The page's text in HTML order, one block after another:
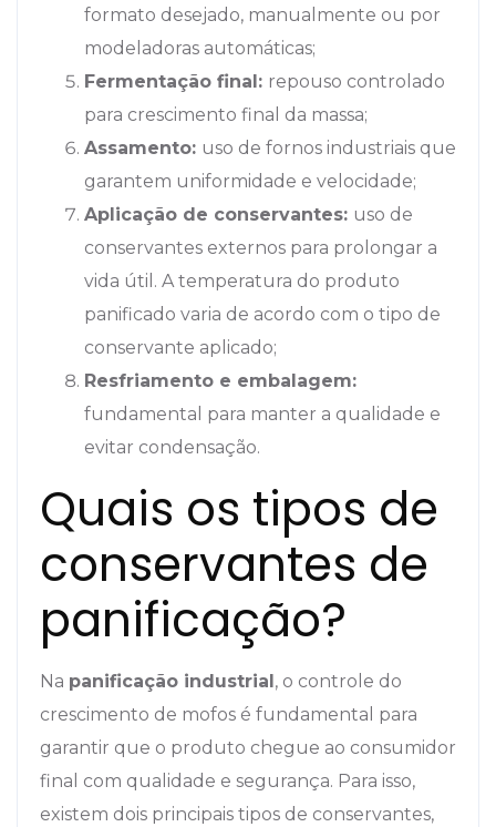
formato desejado, manualmente ou por
modeladoras automáticas;
Fermentação final: repouso controlado
para crescimento final da massa;
Assamento: uso de fornos industriais que
garantem uniformidade e velocidade;
Aplicação de conservantes: uso de
conservantes externos para prolongar a
vida útil. A temperatura do produto
panificado varia de acordo com o tipo de
conservante aplicado;
Resfriamento e embalagem:
fundamental para manter a qualidade e
evitar condensação.
Quais os tipos de
conservantes de
panificação?
Na panificação industrial, o controle do
crescimento de mofos é fundamental para
garantir que o produto chegue ao consumidor
final com qualidade e segurança. Para isso,
existem dois principais tipos de conservantes,